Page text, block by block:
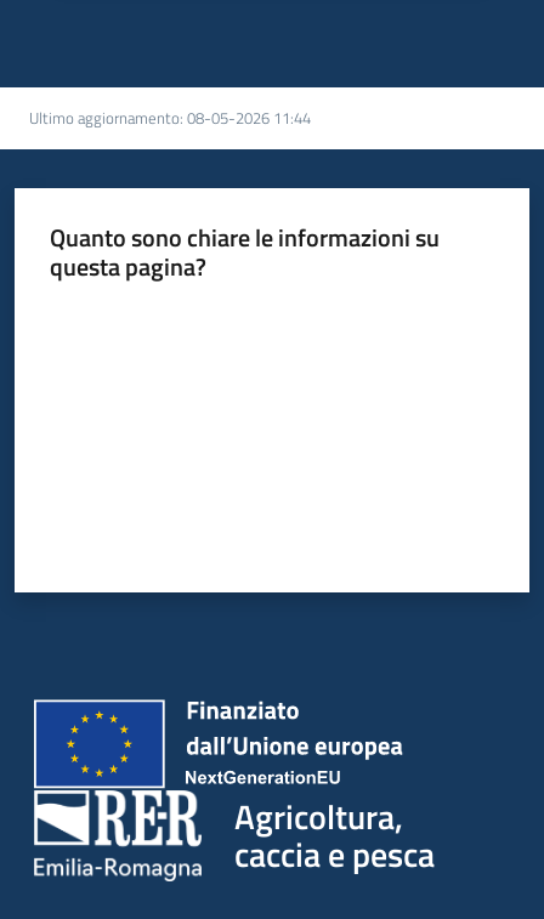
Ultimo aggiornamento: 08-05-2026 11:44
Quanto sono chiare le informazioni su
questa pagina?
Agricoltura,
caccia e pesca